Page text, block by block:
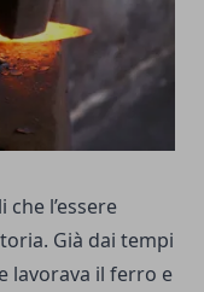
l’essere
Già dai tempi
lavorava il ferro e